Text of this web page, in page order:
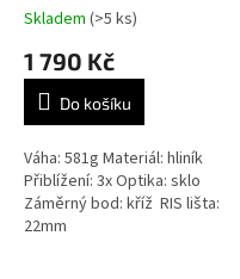
Skladem (>5 ks)
1 790 Kč
Do košíku
Váha: 581g Materiál: hliník
Přiblížení: 3x Optika: sklo
Záměrný bod: kříž RIS lišta:
22mm